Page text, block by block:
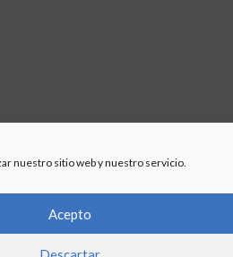
nuestro sitio web y nuestro servicio.
Acepto